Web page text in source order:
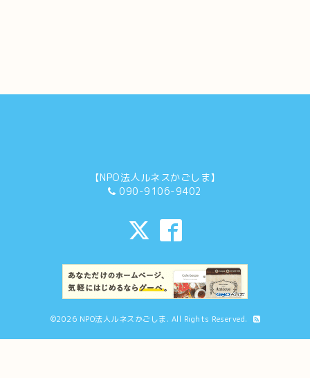
【NPO法人ルネスかごしま】
090-9106-9402
©2026 NPO法人ルネスかごしま. All Rights Reserved.